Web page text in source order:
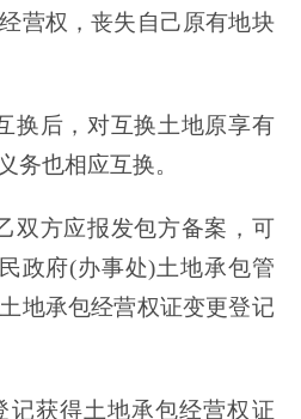
营权，丧失自己原有地块
换后，对互换土地原享有
务也相应互换。
双方应报发包方备案，可
政府(办事处)土地承包管
地承包经营权证变更登记
记获得土地承包经营权证